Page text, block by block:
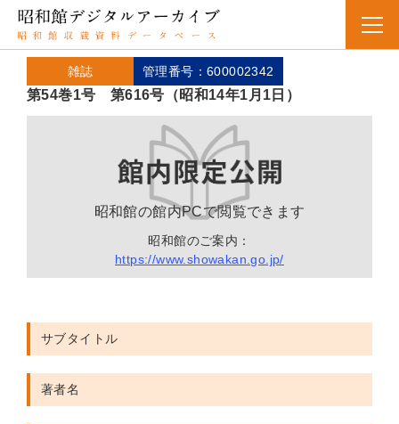
雑誌 管理番号：600002342
第54巻1号 第616号（昭和14年1月1日）
昭和館の館内PCで閲覧できます
昭和館のご案内：
https://www.showakan.go.jp/
サブタイトル
著者名